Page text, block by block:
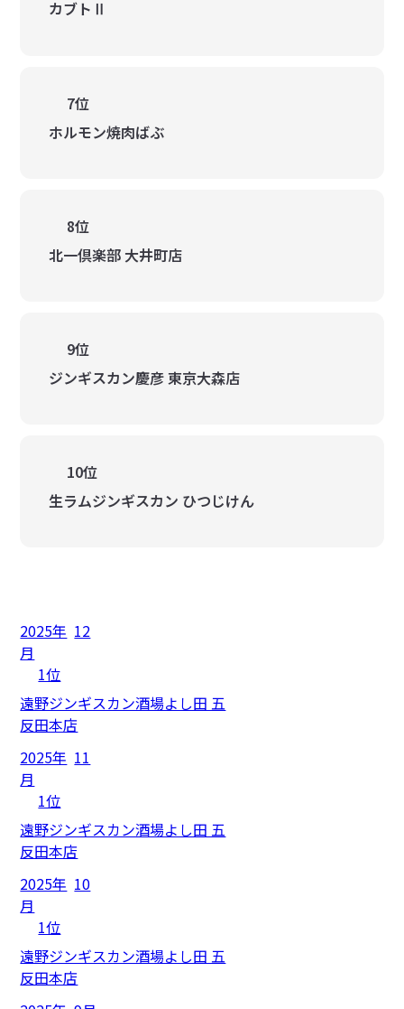
カブトⅡ
7位
ホルモン焼肉ばぶ
8位
北一倶楽部 大井町店
9位
ジンギスカン慶彦 東京大森店
10位
生ラムジンギスカン ひつじけん
2025年 12
月
1位
遠野ジンギスカン酒場よし田 五
反田本店
2025年 11
月
1位
遠野ジンギスカン酒場よし田 五
反田本店
2025年 10
月
1位
遠野ジンギスカン酒場よし田 五
反田本店